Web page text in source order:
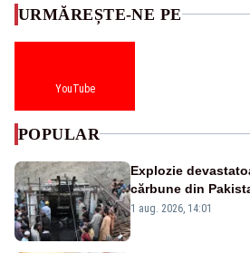
URMĂREȘTE-NE PE
YouTube
POPULAR
Explozie
cărbune din
morți - VIDEO
1 aug. 2026, 14:01